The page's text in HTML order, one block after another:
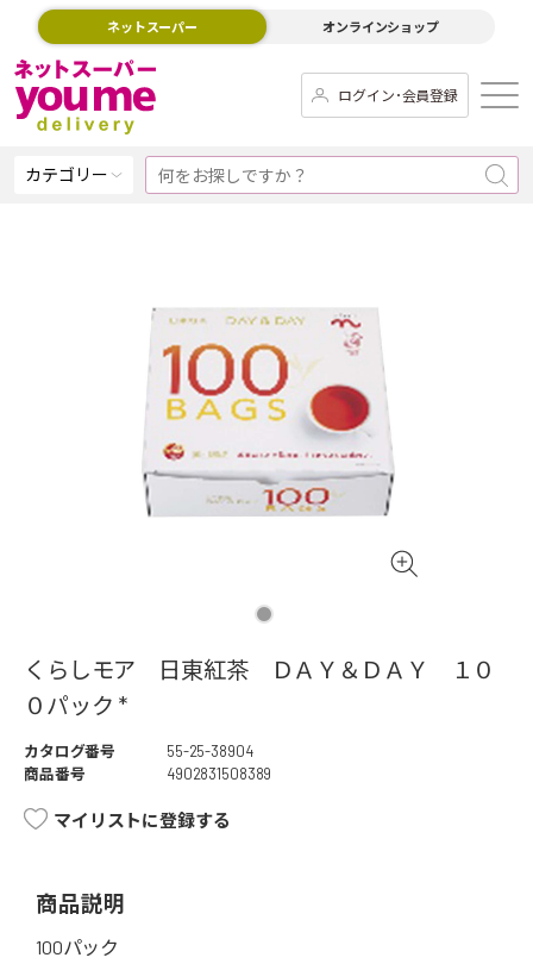
ネットスーパー オンラインショップ
ログイン･会員登録
カテゴリー
くらしモア 日東紅茶 ＤＡＹ＆ＤＡＹ １０
０パック *
カタログ番号
55-25-38904
商品番号
4902831508389
マイリストに登録する
商品説明
100パック